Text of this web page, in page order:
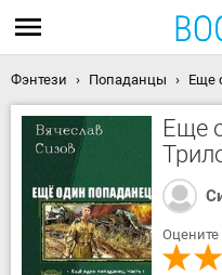
Фэнтези Попаданцы Еще
Еще
Оцените